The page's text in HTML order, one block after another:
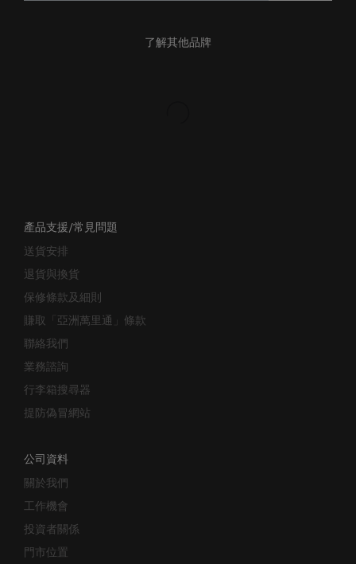
了解其他品牌
產品支援/常見問題
送貨安排
退貨與換貨
保修條款及細則
賺取「亞洲萬里通」條款
聯絡我們
業務諮詢
行李箱搜尋器
提防偽冒網站
公司資料
關於我們
工作機會
投資者關係
門市位置